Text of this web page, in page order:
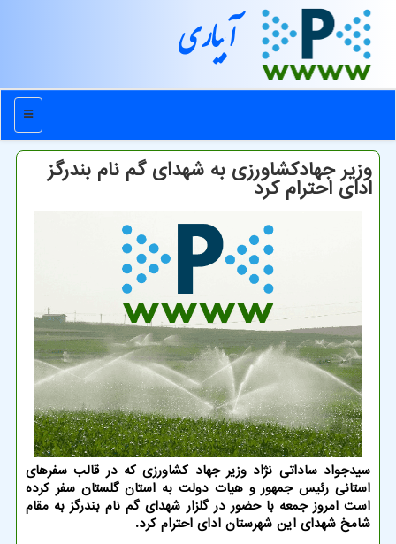
آبیاری
منو
وزیر جهادکشاورزی به شهدای گم نام بندرگز
ادای احترام کرد
سیدجواد ساداتی نژاد وزیر جهاد کشاورزی که در قالب سفرهای
استانی رئیس جمهور و هیات دولت به استان گلستان سفر کرده
است امروز جمعه با حضور در گلزار شهدای گم نام بندرگز به مقام
شامخ شهدای این شهرستان ادای احترام کرد.